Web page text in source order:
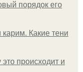
порядок его
карим. Какие тени
происходит и